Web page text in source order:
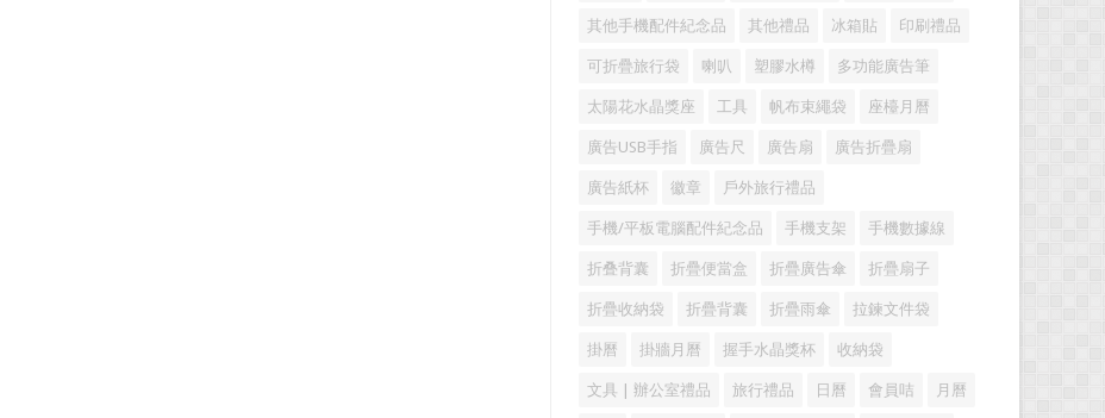
其他手機配件紀念品 其他禮品 冰箱貼 印刷禮品
可折疊旅行袋 喇叭 塑膠水樽 多功能廣告筆
太陽花水晶獎座 工具 帆布束繩袋 座檯月曆
廣告USB手指 廣告尺 廣告扇 廣告折疊扇
廣告紙杯 徽章 戶外旅行禮品
手機/平板電腦配件紀念品 手機支架 手機數據線
折叠背囊 折疊便當盒 折疊廣告傘 折疊扇子
折疊收納袋 折疊背囊 折疊雨傘 拉鍊文件袋
掛曆 掛牆月曆 握手水晶獎杯 收納袋
文具 | 辦公室禮品 旅行禮品 日曆 會員咭 月曆